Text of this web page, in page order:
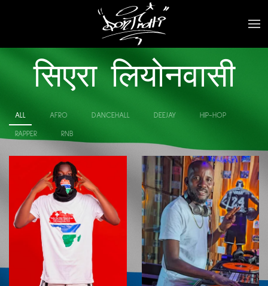
सिएरा लियोनवासी
ALL AFRO DANCEHALL DEEJAY HIP-HOP
RAPPER RNB